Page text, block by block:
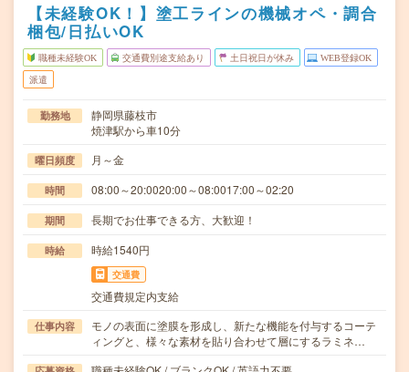
【未経験OK！】塗工ラインの機械オペ・調合
梱包/日払いOK
職種未経験OK 交通費別途支給あり 土日祝日が休み WEB登録OK
派遣
勤務地
静岡県藤枝市
焼津駅から車10分
曜日頻度 月～金
時間 08:00～20:0020:00～08:0017:00～02:20
期間 長期でお仕事できる方、大歓迎！
時給 時給1540円
交通費
交通費規定内支給
仕事内容
モノの表面に塗膜を形成し、新たな機能を付与するコーテ
ィングと、様々な素材を貼り合わせて層にするラミネ…